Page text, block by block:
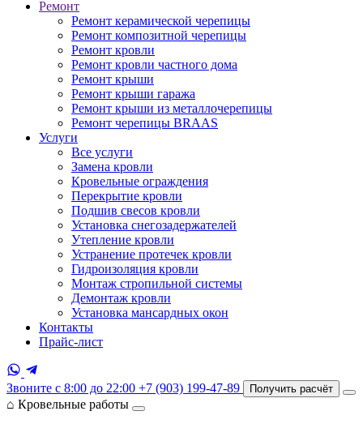
Ремонт
Ремонт керамической черепицы
Ремонт композитной черепицы
Ремонт кровли
Ремонт кровли частного дома
Ремонт крыши
Ремонт крыши гаража
Ремонт крыши из металлочерепицы
Ремонт черепицы BRAAS
Услуги
Все услуги
Замена кровли
Кровельные ограждения
Перекрытие кровли
Подшив свесов кровли
Установка снегозадержателей
Утепление кровли
Устранение протечек кровли
Гидроизоляция кровли
Монтаж стропильной системы
Демонтаж кровли
Установка мансардных окон
Контакты
Прайс-лист
Звоните с 8:00 до 22:00 +7 (903) 199-47-89 Получить расчёт
⌂ Кровельные работы